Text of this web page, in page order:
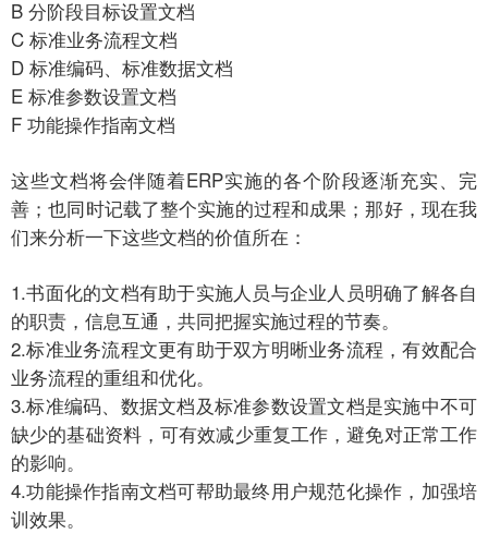
B 分阶段目标设置文档
C 标准业务流程文档
D 标准编码、标准数据文档
E 标准参数设置文档
F 功能操作指南文档
这些文档将会伴随着ERP实施的各个阶段逐渐充实、完
善；也同时记载了整个实施的过程和成果；那好，现在我
们来分析一下这些文档的价值所在：
1.书面化的文档有助于实施人员与企业人员明确了解各自
的职责，信息互通，共同把握实施过程的节奏。
2.标准业务流程文更有助于双方明晰业务流程，有效配合
业务流程的重组和优化。
3.标准编码、数据文档及标准参数设置文档是实施中不可
缺少的基础资料，可有效减少重复工作，避免对正常工作
的影响。
4.功能操作指南文档可帮助最终用户规范化操作，加强培
训效果。